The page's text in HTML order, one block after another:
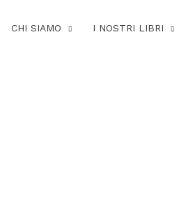
CHI SIAMO I NOSTRI LIBRI